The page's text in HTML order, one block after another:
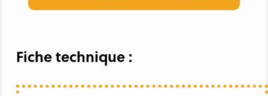
Fiche technique :